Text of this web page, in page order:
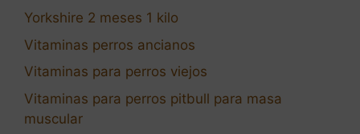
Yorkshire 2 meses 1 kilo
Vitaminas perros ancianos
Vitaminas para perros viejos
Vitaminas para perros pitbull para masa
muscular